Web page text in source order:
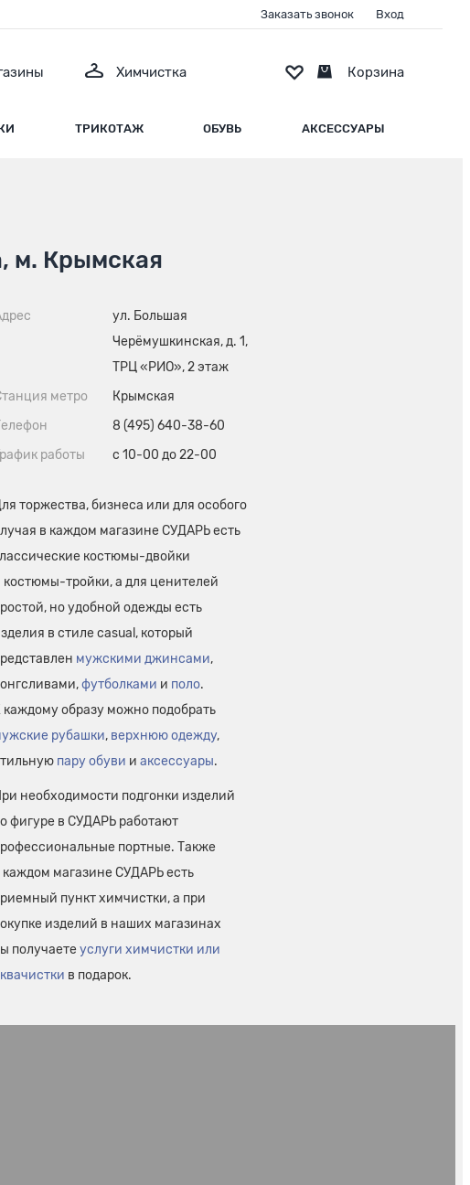
ТРИКОТАЖ ОБУВЬ АКСЕССУАРЫ
Химчистка
Заказать звонок Вход
Корзина
м. Крымская
ул. Большая
Черёмушкинская, д. 1,
ТРЦ «РИО», 2 этаж
метро
Крымская
8 (495) 640-38-60
работы
с 10-00 до 22-00
торжества, бизнеса или для особого
в каждом магазине СУДАРЬ есть
костюмы-двойки
костюмы-тройки, а для ценителей
но удобной одежды есть
в стиле casual, который
мужскими джинсами,
футболками и поло.
каждому образу можно подобрать
рубашки, верхнюю одежду,
пару обуви и аксессуары.
необходимости подгонки изделий
фигуре в СУДАРЬ работают
портные. Также
каждом магазине СУДАРЬ есть
пункт химчистки, а при
изделий в наших магазинах
получаетеуслуги химчистки или
в подарок.